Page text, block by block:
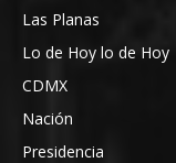
Las Planas
Lo de Hoy lo de Hoy
CDMX
Nación
Presidencia